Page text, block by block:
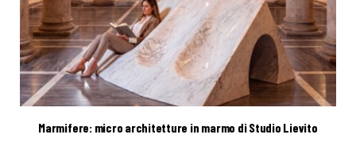
Marmifere: micro architetture in marmo di Studio Lievito